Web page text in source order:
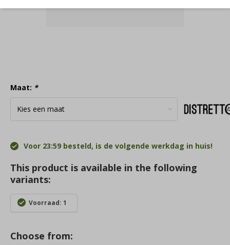
Maat: *
Voor 23:59 besteld, is de volgende werkdag in huis!
This product is available in the following
variants:
Voorraad: 1
Choose from: